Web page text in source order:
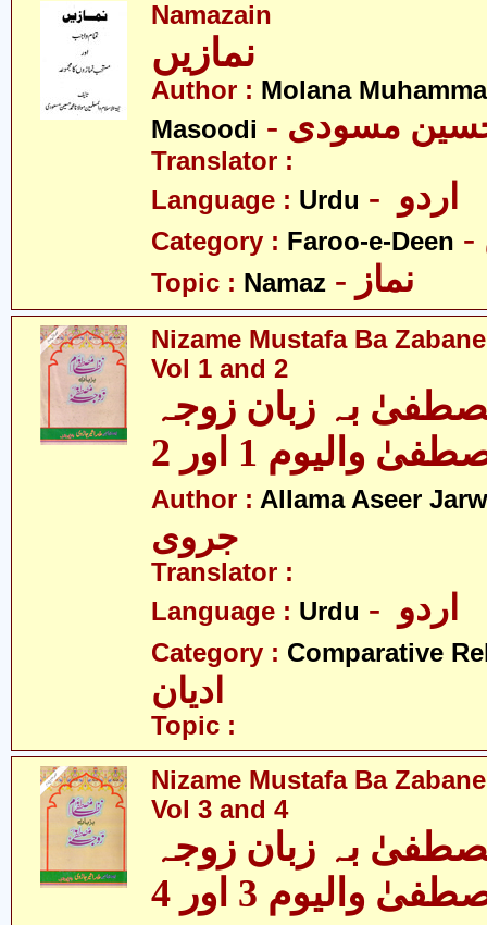
Namazain
Author : Molana
Masoodi
حسین مسودی
Translator :
Language : Urdu
Category : Faroo-e-Deen
Topic : Namaz
Nizame Mustafa Ba
Vol 1 and 2
بہ زبان زوجہ
Author : Allama Aseer
جروی
Translator :
Language : Urdu
Category : Comparative
ادیان
Topic :
Nizame Mustafa Ba
Vol 3 and 4
بہ زبان زوجہ